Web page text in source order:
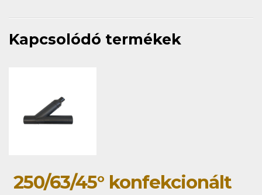
Kapcsolódó termékek
250/63/45° konfekcionált